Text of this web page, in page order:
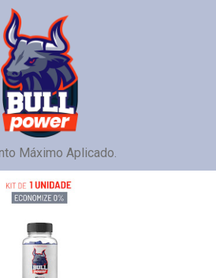
Máximo Aplicado.